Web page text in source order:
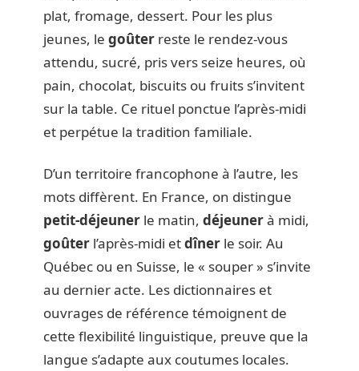
plat, fromage, dessert. Pour les plus
jeunes, le goûter reste le rendez-vous
attendu, sucré, pris vers seize heures, où
pain, chocolat, biscuits ou fruits s’invitent
sur la table. Ce rituel ponctue l’après-midi
et perpétue la tradition familiale.
D’un territoire francophone à l’autre, les
mots diffèrent. En France, on distingue
petit-déjeuner le matin, déjeunerà midi,
goûter l’après-midi etdîner le soir. Au
Québec ou en Suisse, le « souper » s’invite
au dernier acte. Les dictionnaires et
ouvrages de référence témoignent de
cette flexibilité linguistique, preuve que la
langue s’adapte aux coutumes locales.